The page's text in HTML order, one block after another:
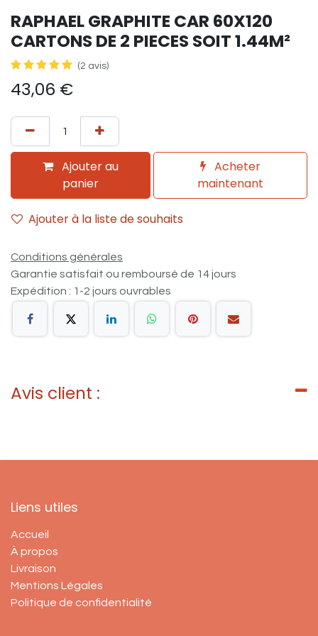
RAPHAEL GRAPHITE CAR 60X120
CARTONS DE 2 PIECES SOIT 1.44M²
(2 avis)
43,06 €
Ajouter au
panier
Acheter
maintenant
Ajouter à la liste de souhaits
Conditions générales
Garantie satisfait ou remboursé de 14 jours
Expédition : 1-2 jours ouvrables
Avis client :
Liens utiles
Accueil
À propos
Livraison
Mentions Légales
Politique de confidentialité